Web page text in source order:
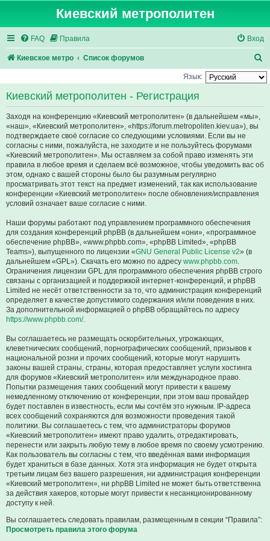
Киевский метрополитен
FAQ Правила Вход
Киевское метро Список форумов
о
с
Язык:
Киевский метрополитен - Регистрация
Заходя на конференцию «Киевский метрополитен» (в дальнейшем «мы»,
«наш», «Киевский метрополитен», «https://forum.metropoliten.kiev.ua»), вы
подтверждаете своё согласие со следующими условиями. Если вы не
согласны с ними, пожалуйста, не заходите и не пользуйтесь форумами
«Киевский метрополитен». Мы оставляем за собой право изменять эти
правила в любое время и сделаем всё возможное, чтобы уведомить вас об
этом, однако с вашей стороны было бы разумным регулярно
просматривать этот текст на предмет изменений, так как использование
конференции «Киевский метрополитен» после обновления/исправления
условий означает ваше согласие с ними.
Наши форумы работают под управлением программного обеспечения
для создания конференций phpBB (в дальнейшем «они», «программное
обеспечение phpBB», «www.phpbb.com», «phpBB Limited», «phpBB
Teams»), выпущенного по лицензии «GNU General Public License v2» (в
дальнейшем «GPL»). Скачать его можно по адресу www.phpbb.com.
Ограничения лицензии GPL для программного обеспечения phpBB строго
связаны с организацией и поддержкой интернет-конференций, и phpBB
Limited не несёт ответственности за то, что администрация конференций
определяет в качестве допустимого содержания и/или поведения в них.
За дополнительной информацией о phpBB обращайтесь по адресу
https://www.phpbb.com/.
Вы соглашаетесь не размещать оскорбительных, угрожающих,
клеветнических сообщений, порнографических сообщений, призывов к
национальной розни и прочих сообщений, которые могут нарушить
законы вашей страны, страны, которая предоставляет услуги хостинга
для форумов «Киевский метрополитен» или международное право.
Попытки размещения таких сообщений могут привести к вашему
немедленному отключению от конференции, при этом ваш провайдер
будет поставлен в известность, если мы сочтём это нужным. IP-адреса
всех сообщений сохраняются для возможности проведения такой
политики. Вы соглашаетесь с тем, что администраторы форумов
«Киевский метрополитен» имеют право удалить, отредактировать,
перенести или закрыть любую тему в любое время по своему усмотрению.
Как пользователь вы согласны с тем, что введённая вами информация
будет храниться в базе данных. Хотя эта информация не будет открыта
третьим лицам без вашего разрешения, ни администрация конференции
«Киевский метрополитен», ни phpBB Limited не может быть ответственна
за действия хакеров, которые могут привести к несанкционированному
доступу к ней.
Вы соглашаетесь следовать правилам, размещенным в секции “Правила”:
Просмотреть правила этого форума